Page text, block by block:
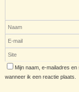
Mijn naam, e-mailadres
wanneer ik een reactie plaats.